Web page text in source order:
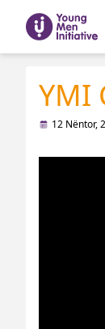
YMI
12 Nëntor,